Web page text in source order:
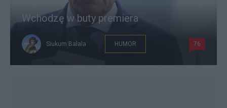
Wchodzę w buty premiera
Siukum Balala HUMOR 76